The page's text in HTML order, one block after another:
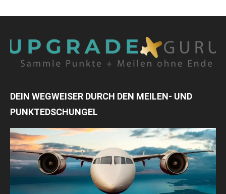
DEIN WEGWEISER DURCH DEN MEILEN- UND
PUNKTEDSCHUNGEL